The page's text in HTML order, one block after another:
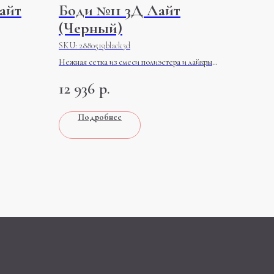
Боди №11 3Д Лайт
(Черный)
SKU: 2880519black3d
Нежная сетка из смеси полиэстера и лайкры
нейлон 95%, эластан 5%
12 936 р.
Подробнее